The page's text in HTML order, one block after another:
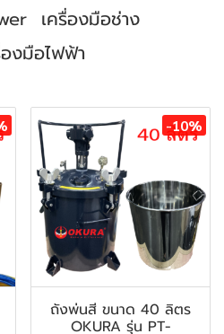
เครื่องมือช่าง
องมือไฟฟ้า
-10%
ถังพ่นสี ขนาด 40 ลิตร
OKURA รุ่น PT-